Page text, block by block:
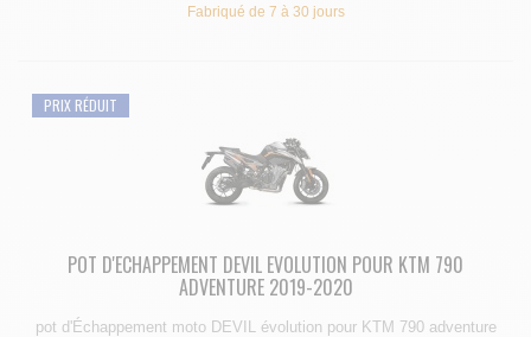
Fabriqué de 7 à 30 jours
PRIX RÉDUIT
POT D'ECHAPPEMENT DEVIL EVOLUTION POUR KTM 790
ADVENTURE 2019-2020
pot d'Échappement moto DEVIL évolution pour KTM 790 adventure